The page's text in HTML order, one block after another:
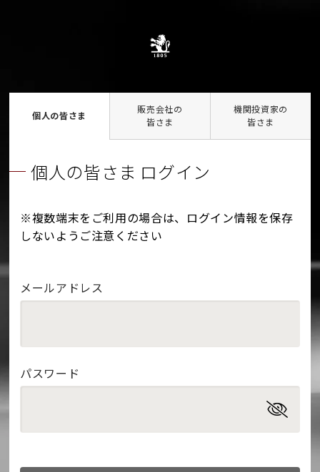
個人の皆さま
販売会社の
皆さま
機関投資家の
皆さま
個人の皆さま ログイン
※複数端末をご利用の場合は、ログイン情報を保存
しないようご注意ください
メールアドレス
パスワード